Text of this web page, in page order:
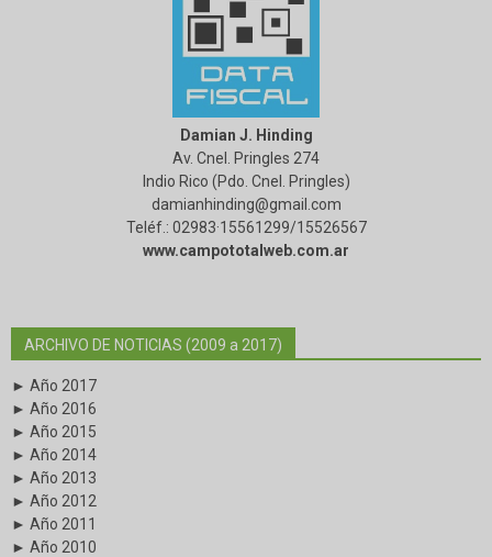
Damian J. Hinding
Av. Cnel. Pringles 274
Indio Rico (Pdo. Cnel. Pringles)
damianhinding@gmail.com
Teléf.: 02983·15561299/15526567
www.campototalweb.com.ar
ARCHIVO DE NOTICIAS (2009 a 2017)
► Año 2017
► Año 2016
► Año 2015
► Año 2014
► Año 2013
► Año 2012
► Año 2011
► Año 2010